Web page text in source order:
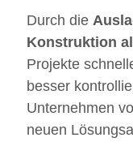
Durch die
Konstruktion
Projekte
besser
Unternehmen
neuen